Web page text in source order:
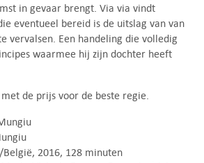
in gevaar brengt. Via via vindt
eventueel bereid is de uitslag van van
vervalsen. Een handeling die volledig
waarmee hij zijn dochter heeft
de prijs voor de beste regie.
2016, 128 minuten